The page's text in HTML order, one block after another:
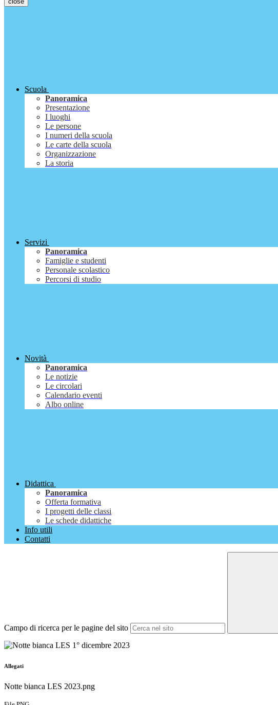
Scuola
Panoramica
Presentazione
I luoghi
Le persone
I numeri della scuola
Le carte della scuola
Organizzazione
La storia
Servizi
Panoramica
Famiglie e studenti
Personale scolastico
Percorsi di studio
Novità
Panoramica
Le notizie
Le circolari
Calendario eventi
Albo online
Didattica
Panoramica
Offerta formativa
I progetti delle classi
Le schede didattiche
Info utili
Contatti
Campo di ricerca per le pagine del sito
Allegati
Notte bianca LES 2023.png